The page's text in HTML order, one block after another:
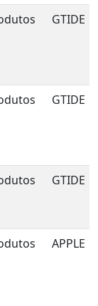
GTIDE
GTIDE
GTIDE
APPLE